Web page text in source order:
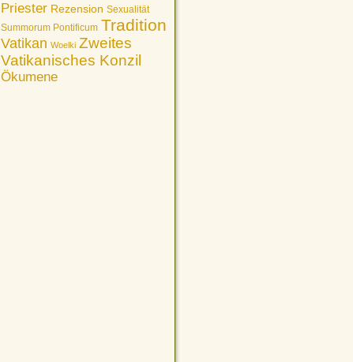
Priester Rezension Sexualität
Summorum Pontificum Tradition
Vatikan Woelki Zweites
Vatikanisches Konzil
Ökumene